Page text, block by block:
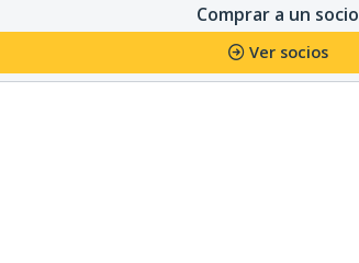
Comprar a un socio
Ver socios